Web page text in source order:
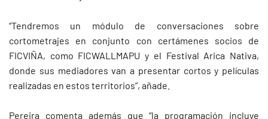
“Tendremos un módulo de conversaciones sobre
cortometrajes en conjunto con certámenes socios de
FICVIÑA, como FICWALLMAPU y el Festival Arica Nativa,
donde sus mediadores van a presentar cortos y películas
realizadas en estos territorios”, añade.
Pereira comenta además que “la programación incluye